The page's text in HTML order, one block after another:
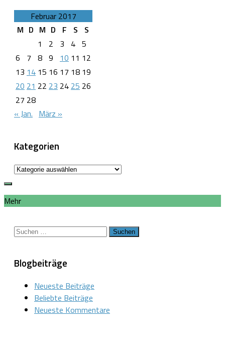
Februar 2017
M D M D F S
S
1
2 3 4 5
6
7 8 9 10 11 12
13 14 15 16 17 18 19
20 21 22 23 24 25 26
27 28
« Jan. März »
Kategorien
Kategorien
Mehr
Suchen
Blogbeiträge
Neueste Beiträge
Beliebte Beiträge
Neueste Kommentare